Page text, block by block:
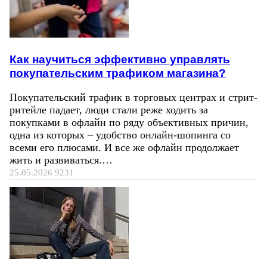
Как научиться эффективно управлять
покупательским трафиком магазина?
Покупательский трафик в торговых центрах и стрит-
ритейле падает, люди стали реже ходить за
покупками в офлайн по ряду объективных причин,
одна из которых – удобство онлайн-шопинга со
всеми его плюсами. И все же офлайн продолжает
жить и развиваться.…
25.05.2026 9231